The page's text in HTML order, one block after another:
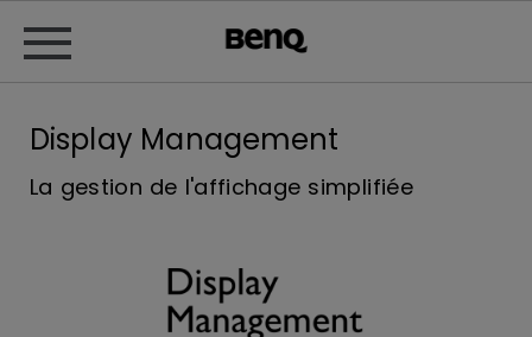
Display Management
La gestion de l'affichage simplifiée